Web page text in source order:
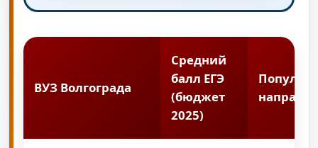
ВУЗ Волгограда
Средний
балл ЕГЭ
(бюджет
2025)